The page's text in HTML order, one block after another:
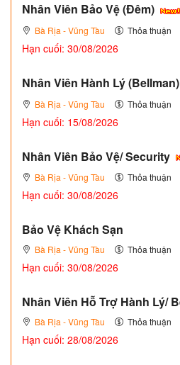
Nhân Viên Bảo Vệ (Đêm)
Bà Rịa - Vũng Tàu Thỏa thuận
Hạn cuối: 30/08/2026
Nhân Viên Hành Lý (Bellman)
Bà Rịa - Vũng Tàu Thỏa thuận
Hạn cuối: 15/08/2026
Nhân Viên Bảo Vệ/ Security
Bà Rịa - Vũng Tàu Thỏa thuận
Hạn cuối: 30/08/2026
Bảo Vệ Khách Sạn
Bà Rịa - Vũng Tàu Thỏa thuận
Hạn cuối: 30/08/2026
Nhân Viên Hỗ Trợ Hành Lý/
Bà Rịa - Vũng Tàu Thỏa thuận
Hạn cuối: 28/08/2026